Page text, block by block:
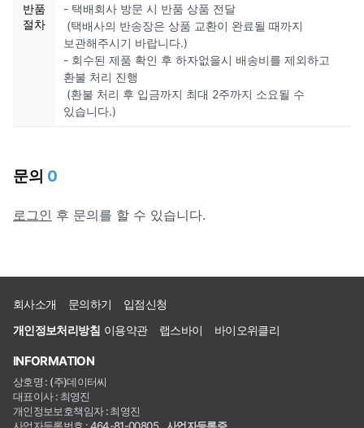
반품
절차
- 택배회사 방문 시 반품 상품 전달
(택배사의 반송장은 상품 교환이 완료될 때까지
보관해주시기 바랍니다.)
- 회수된 제품 확인 후 하자없을시 배송비를 제외하고
환불 처리 진행
(환불 처리 후 입금까지 최대 2주까지 소요될 수
있습니다.)
문의 0
로그인 후 문의를 할 수 있습니다.
회사소개 문의하기
입점신청
개인정보처리방침 이용약관 랩스바이 바이오위클리
INFORMATION
상호명 : (주)데이터씨
대표이사 : 최영진
개인정보보호책임자 : 최영진
사업자등록번호 : 464-81-00805
사업자등록증